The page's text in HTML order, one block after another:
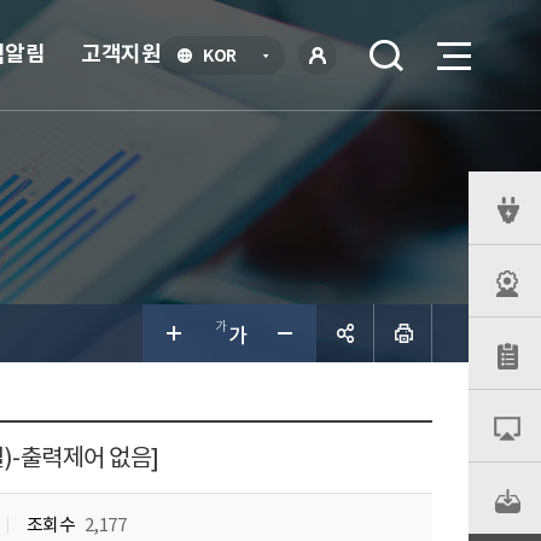
KOR언
그인
림 고객지원
출력제어 없음]
조회수 2,177
뉴